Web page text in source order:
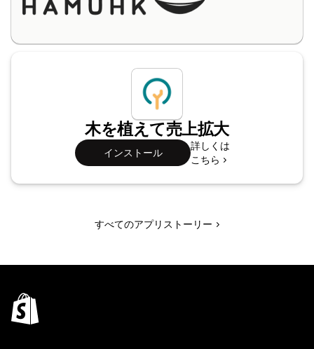
木を植えて売上拡大
インストール
詳しくは
こちら
すべてのアプリストーリー